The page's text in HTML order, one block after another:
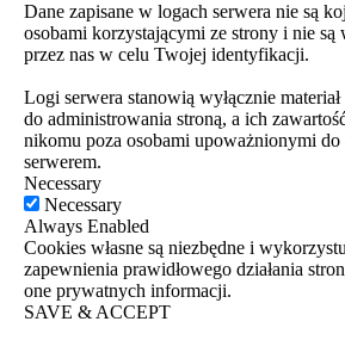
Dane zapisane w logach serwera nie są
osobami korzystającymi ze strony i nie
przez nas w celu Twojej identyfikacji.
Logi serwera stanowią wyłącznie
do administrowania stroną, a ich
nikomu poza osobami upoważnionymi do
serwerem.
Necessary
Necessary
Always Enabled
Cookies własne są niezbędne i
zapewnienia prawidłowego działania
one prywatnych informacji.
SAVE & ACCEPT